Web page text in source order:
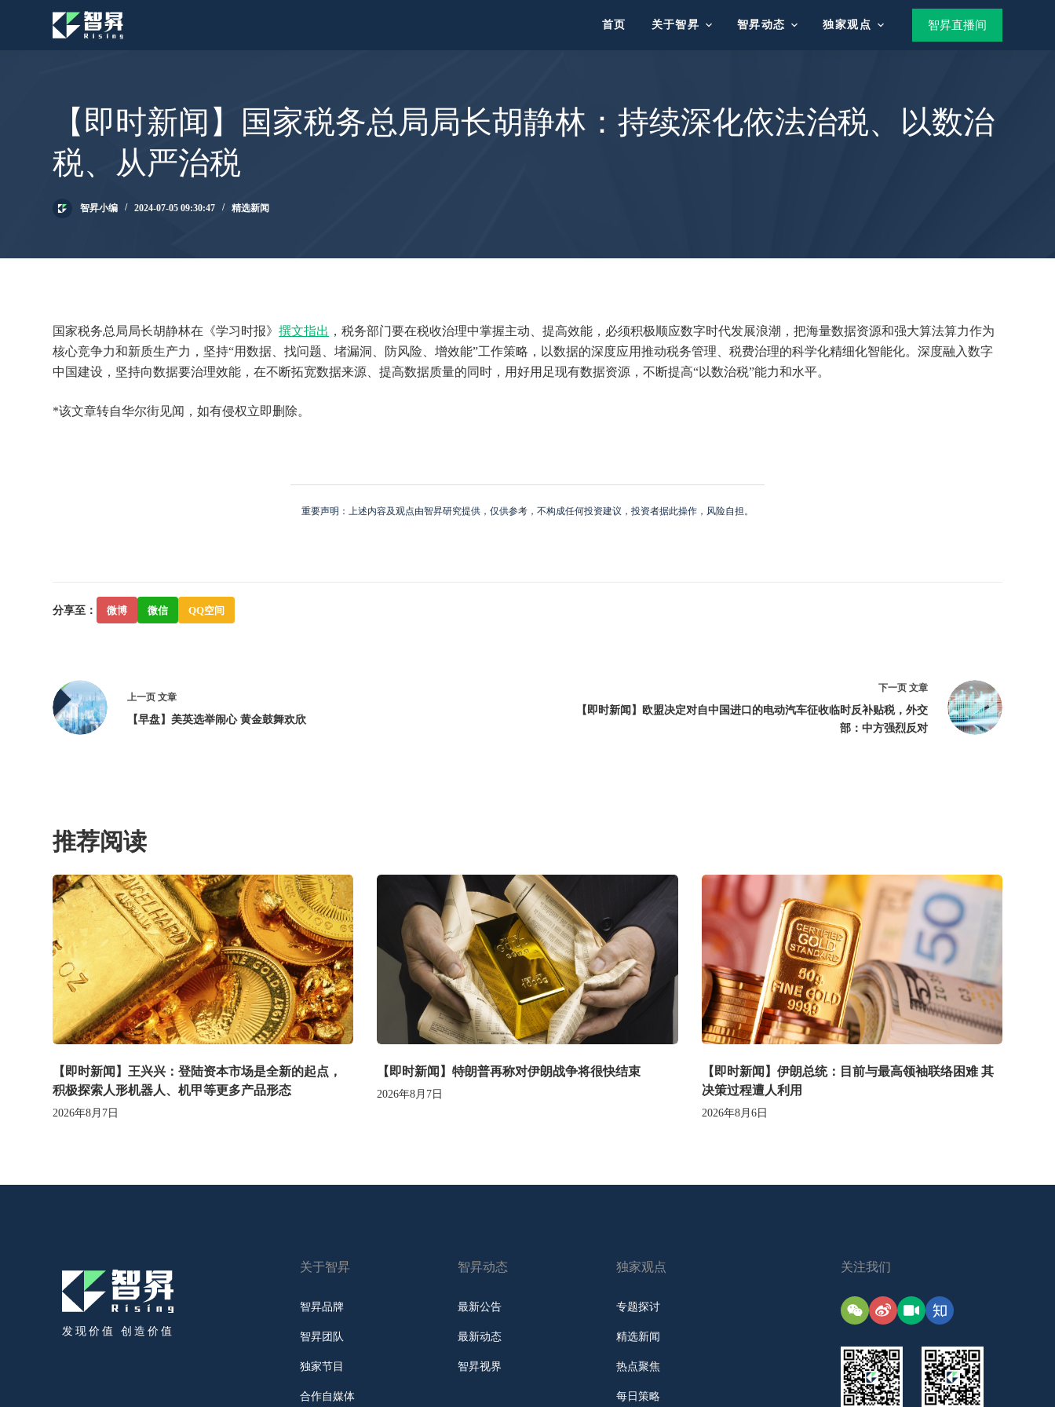
首页 关于智昇 智昇动态 独家观点 智昇直播间
【即时新闻】国家税务总局局长胡静林：持续深化依法治税、以数治
税、从严治税
智昇小编 2024-07-05 09:30:47 精选新闻
国家税务总局局长胡静林在《学习时报》撰文指出 ，税务部门要在税收治理中掌握主动、提高效能，必须积极顺应数字时代发展浪潮，把海量数据资源和强大算法算力作为
核心竞争力和新质生产力，坚持“用数据、找问题、堵漏洞、防风险、增效能”工作策略，以数据的深度应用推动税务管理、税费治理的科学化精细化智能化。深度融入数字
中国建设，坚持向数据要治理效能，在不断拓宽数据来源、提高数据质量的同时，用好用足现有数据资源，不断提高“以数治税”能力和水平。
*该文章转自华尔街见闻，如有侵权立即删除。
重要声明：上述内容及观点由智昇研究提供，仅供参考，不构成任何投资建议，投资者据此操作，风险自担。
分享至： 微博 微信 QQ空间
上一页文章
【早盘】美英选举闹心 黄金鼓舞欢欣
下一页 文章
【即时新闻】欧盟决定对自中国进口的电动汽车征收临时反补贴税，外交
部：中方强烈反对
推荐阅读
【即时新闻】王兴兴：登陆资本市场是全新的起点，
积极探索人形机器人、机甲等更多产品形态
2026年8月7日
【即时新闻】特朗普再称对伊朗战争将很快结束
2026年8月7日
【即时新闻】伊朗总统：目前与最高领袖联络困难 其
决策过程遭人利用
2026年8月6日
发现价值 创造价值
关于智昇
智昇品牌
智昇团队
独家节目
合作自媒体
智昇动态
最新公告
最新动态
智昇视界
独家观点
专题探讨
精选新闻
热点聚焦
每日策略
关注我们